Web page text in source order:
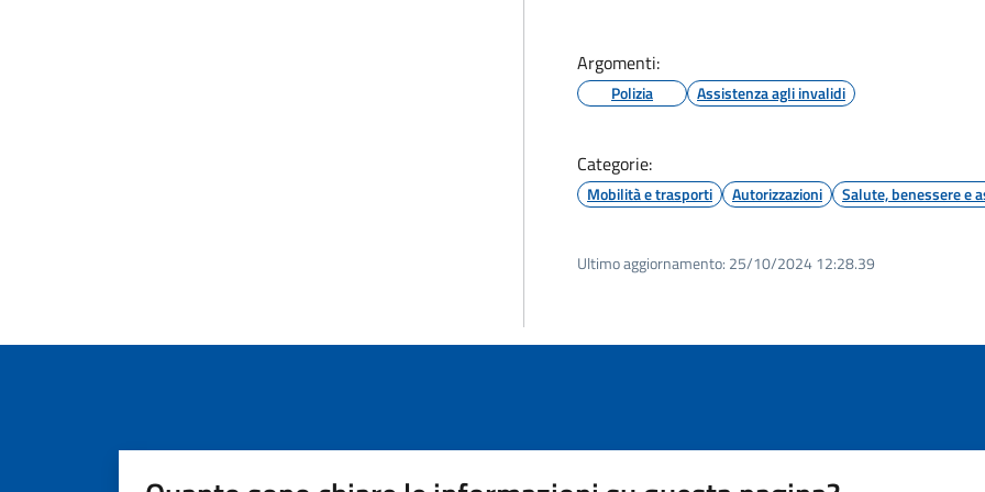
Argomenti:
Polizia Assistenza agli invalidi
Categorie:
Mobilità e trasporti Autorizzazioni Salute, benessere e
Ultimo aggiornamento: 25/10/2024 12:28.39